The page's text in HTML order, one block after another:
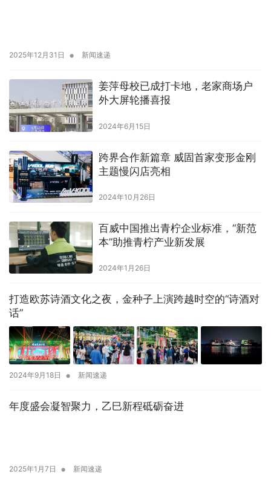
2025年12月31日 • 新闻速递
姜萍母校已成打卡地，老家商场户
外大屏轮播喜报
2024年6月15日
跨界合作新篇章 威固首家变形金刚
主题慢闪店亮相
2024年10月26日
百威中国推出青柠企业标准，“新范
本”助推青柠产业新发展
2024年1月26日
打造欧苏诗酒文化之夜，金种子上演跨越时空的“诗酒对
话”
2024年9月18日 • 新闻速递
年度盛会凝智聚力，乙巳新程砥砺奋进
2025年1月7日 • 新闻速递